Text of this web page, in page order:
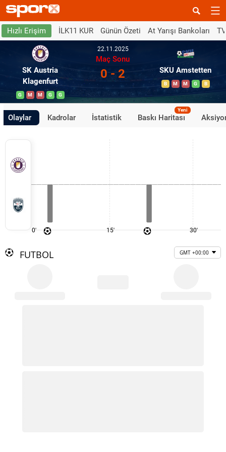
Hızlı Erişim İLK11 KUR Günün Özeti At Yarışı Bankoları
SK Austria
Klagenfurt
G M M G G
22.11.2025
Maç Sonu
0 - 2 SKU Amstetten
B M M G B
Olaylar Kadrolar İstatistik Baskı Haritası
Yeni
0' 15' 30'
FUTBOL GMT +00:00